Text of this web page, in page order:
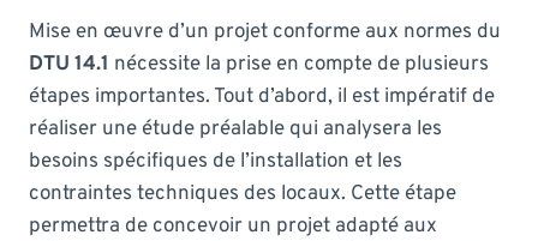
Mise en œuvre d’un projet conforme aux normes du
DTU 14.1 nécessite la prise en compte de plusieurs
étapes importantes. Tout d’abord, il est impératif de
réaliser une étude préalable qui analysera les
besoins spécifiques de l’installation et les
contraintes techniques des locaux. Cette étape
permettra de concevoir un projet adapté aux